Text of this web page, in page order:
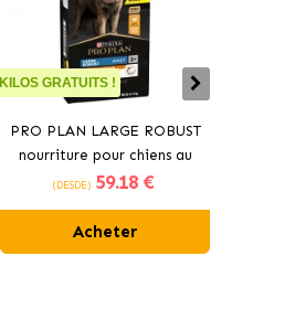
KILOS GRATUITS !
PRO PLAN LARGE ROBUST
nourriture pour chiens au
poulet
(DESDE) 59.18 €
Acheter